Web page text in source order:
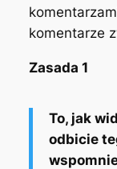
komentarze
Zasada 1
To, jak
odbicie